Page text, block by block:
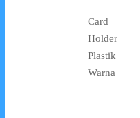
Card
Holder
Plastik
Warna